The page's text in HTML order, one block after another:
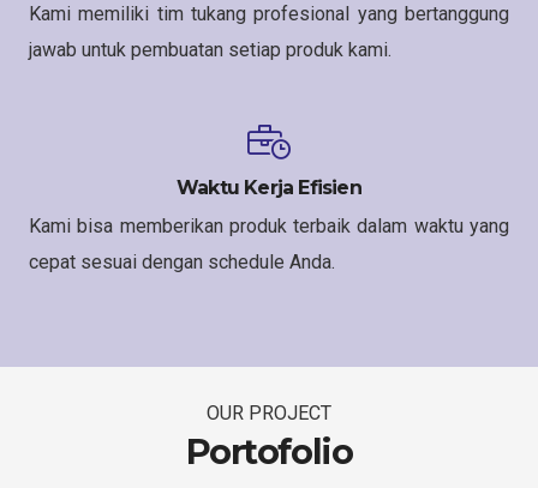
Kami memiliki tim tukang profesional yang bertanggung
jawab untuk pembuatan setiap produk kami.
Waktu Kerja Efisien
Kami bisa memberikan produk terbaik dalam waktu yang
cepat sesuai dengan schedule Anda.
OUR PROJECT
Portofolio